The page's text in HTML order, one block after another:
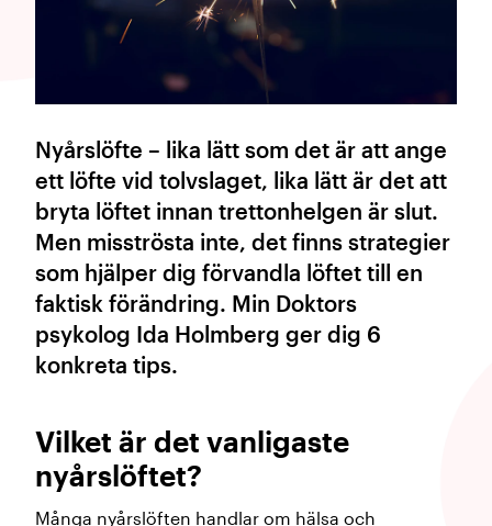
Nyårslöfte – lika lätt som det är att ange
ett löfte vid tolvslaget, lika lätt är det att
bryta löftet innan trettonhelgen är slut.
Men misströsta inte, det finns strategier
som hjälper dig förvandla löftet till en
faktisk förändring. Min Doktors
psykolog Ida Holmberg ger dig 6
konkreta tips.
Vilket är det vanligaste
nyårslöftet?
Många nyårslöften handlar om hälsa och